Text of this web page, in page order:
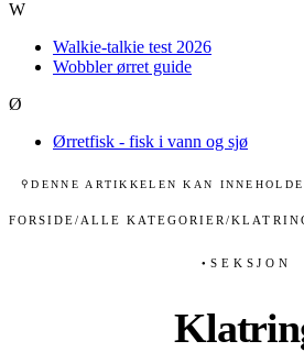
W
Walkie-talkie test 2026
Wobbler ørret guide
Ø
Ørretfisk - fisk i vann og sjø
⚲DENNE ARTIKKELEN KAN
FORSIDE/ ALLE KATEGORIER/
●SEKSJON